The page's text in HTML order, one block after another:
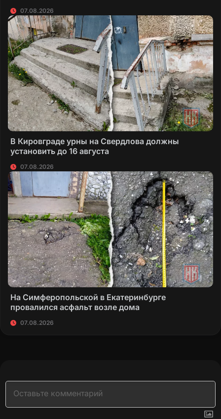
07.08.2026
В Кировграде урны на Свердлова должны
установить до 16 августа
07.08.2026
На Симферопольской в Екатеринбурге
провалился асфальт возле дома
07.08.2026